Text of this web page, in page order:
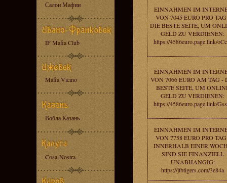
Салон Мафии
IF Mafia Club
Mafia Vicino
Вобла Казань
Cosa-Nostra
EINNAHMEN IM
VON 7045 EURO PRO
DIE BESTE SEITE, UM
GELD ZU VERDIENEN:
https://4586euro.page.link/
EINNAHMEN IM
VON 7066 EURO AM TAG -
BESTE SEITE, UM
GELD ZU VERDIENEN:
https://4586euro.page.link/
EINNAHMEN IM
VON 7758 EURO PRO
INNERHALB EINER
SIND SIE FINANZIELL
UNABHANGIG:
https://jtbtigers.com/3e84a